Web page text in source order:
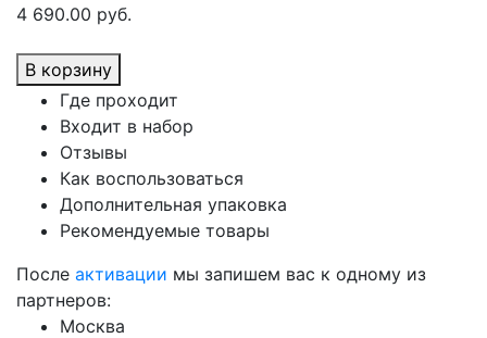
4 690.00 руб.
В корзину
Где проходит
Входит в набор
Отзывы
Как воспользоваться
Дополнительная упаковка
Рекомендуемые товары
После активации мы запишем вас к одному из
партнеров:
Москва